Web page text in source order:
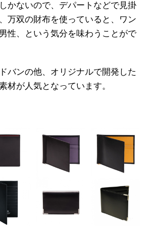
かないので、デパートなどで見掛
万双の財布を使っていると、ワン
性、という気分を味わうことがで
バンの他、オリジナルで開発した
材が人気となっています。